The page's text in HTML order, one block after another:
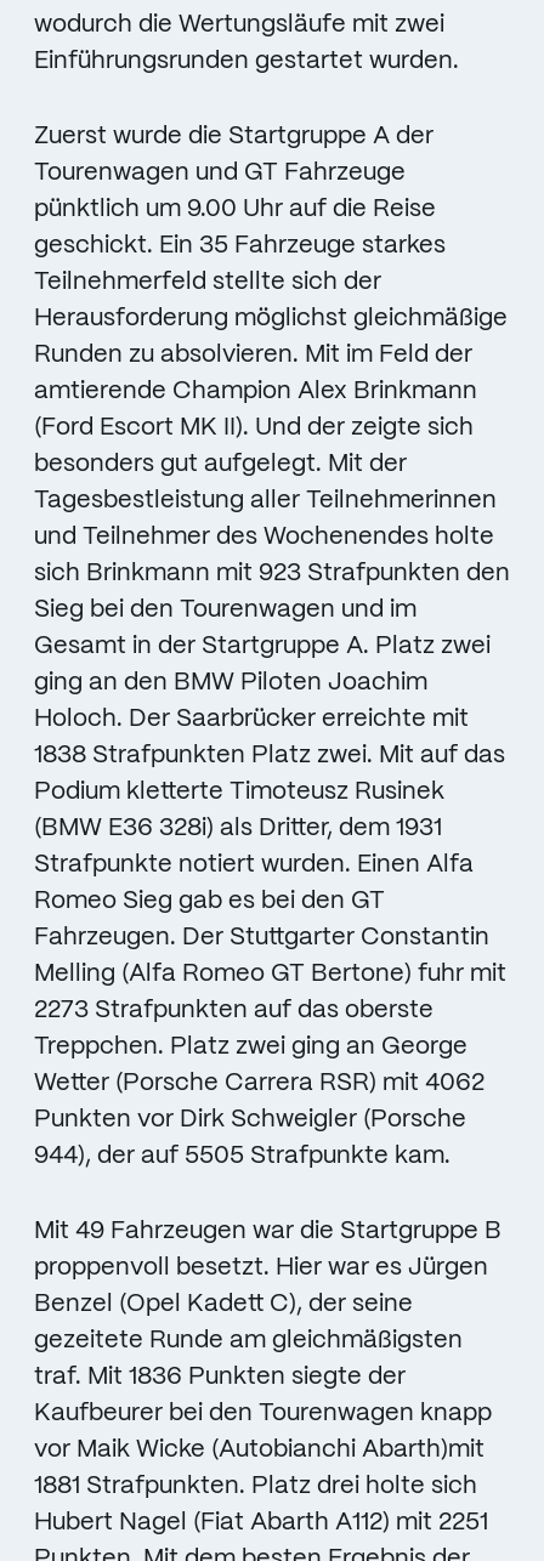
wodurch die Wertungsläufe mit zwei
Einführungsrunden gestartet wurden.
Zuerst wurde die Startgruppe A der
Tourenwagen und GT Fahrzeuge
pünktlich um 9.00 Uhr auf die Reise
geschickt. Ein 35 Fahrzeuge starkes
Teilnehmerfeld stellte sich der
Herausforderung möglichst gleichmäßige
Runden zu absolvieren. Mit im Feld der
amtierende Champion Alex Brinkmann
(Ford Escort MK II). Und der zeigte sich
besonders gut aufgelegt. Mit der
Tagesbestleistung aller Teilnehmerinnen
und Teilnehmer des Wochenendes holte
sich Brinkmann mit 923 Strafpunkten den
Sieg bei den Tourenwagen und im
Gesamt in der Startgruppe A. Platz zwei
ging an den BMW Piloten Joachim
Holoch. Der Saarbrücker erreichte mit
1838 Strafpunkten Platz zwei. Mit auf das
Podium kletterte Timoteusz Rusinek
(BMW E36 328i) als Dritter, dem 1931
Strafpunkte notiert wurden. Einen Alfa
Romeo Sieg gab es bei den GT
Fahrzeugen. Der Stuttgarter Constantin
Melling (Alfa Romeo GT Bertone) fuhr mit
2273 Strafpunkten auf das oberste
Treppchen. Platz zwei ging an George
Wetter (Porsche Carrera RSR) mit 4062
Punkten vor Dirk Schweigler (Porsche
944), der auf 5505 Strafpunkte kam.
Mit 49 Fahrzeugen war die Startgruppe B
proppenvoll besetzt. Hier war es Jürgen
Benzel (Opel Kadett C), der seine
gezeitete Runde am gleichmäßigsten
traf. Mit 1836 Punkten siegte der
Kaufbeurer bei den Tourenwagen knapp
vor Maik Wicke (Autobianchi Abarth)mit
1881 Strafpunkten. Platz drei holte sich
Hubert Nagel (Fiat Abarth A112) mit 2251